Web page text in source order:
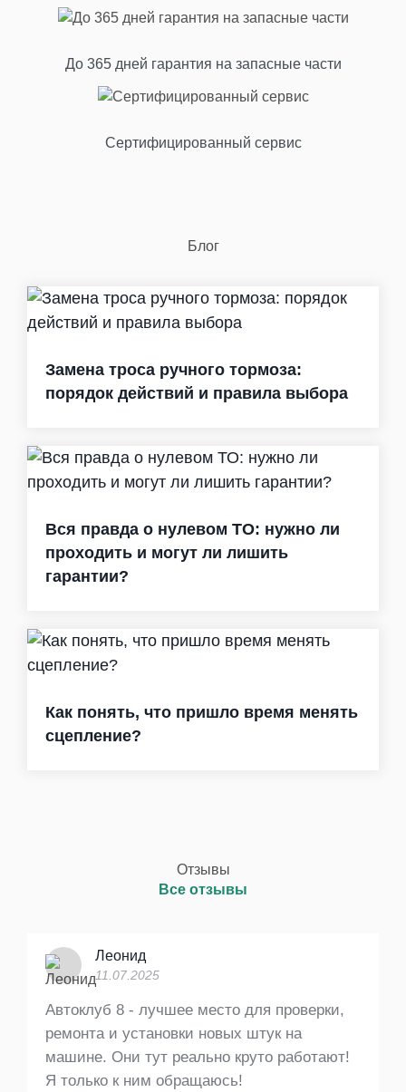
До 365 дней гарантия на запасные части
Сертифицированный сервис
Блог
Замена троса ручного тормоза:
порядок действий и правила выбора
Вся правда о нулевом ТО: нужно ли
проходить и могут ли лишить
гарантии?
Как понять, что пришло время менять
сцепление?
Отзывы
Все отзывы
Леонид
11.07.2025
Автоклуб 8 - лучшее место для проверки,
ремонта и установки новых штук на
машине. Они тут реально круто работают!
Я только к ним обращаюсь!